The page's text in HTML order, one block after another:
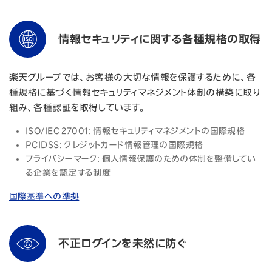
情報セキュリティに関する各種規格の取得
楽天グループでは、お客様の大切な情報を保護するために、各
種規格に基づく情報セキュリティマネジメント体制の構築に取り
組み、各種認証を取得しています。
ISO/IEC 27001: 情報セキュリティマネジメントの国際規格
PCIDSS: クレジットカード情報管理の国際規格
プライバシーマーク: 個人情報保護のための体制を整備してい
る企業を認定する制度
国際基準への準拠
不正ログインを未然に防ぐ